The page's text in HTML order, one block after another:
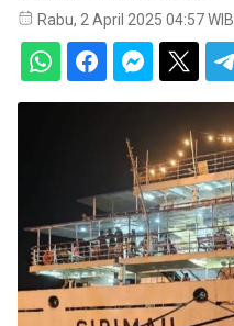
Rabu, 2 April 2025 04:57 WIB